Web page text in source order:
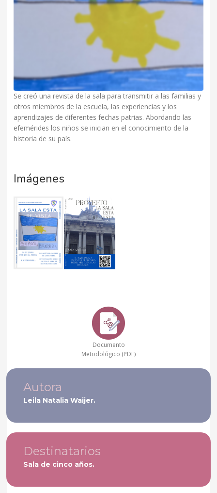
Se creó una revista de la sala para transmitir a las familias y
otros miembros de la escuela, las experiencias y los
aprendizajes de diferentes fechas patrias. Abordando las
efemérides los niños se inician en el conocimiento de la
historia de su país.
Imágenes
Documento
Metodológico (PDF)
Autora
Leila Natalia Waijer.
Destinatarios
Sala de cinco años.